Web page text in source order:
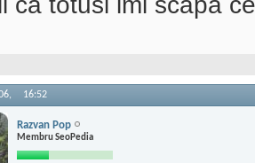
16:52
Razvan Pop
Membru SeoPedia